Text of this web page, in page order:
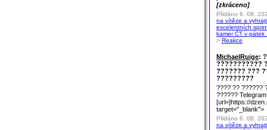
[zkráceno]
Přidáno 6. 08.
na vítěze a
excelentních
kamer ČT v
> Reakce
MichaelRuige:
???????????
??????? ???
?????????
???? ?? ??????
??????
[url=]https://
target="_blank">
Přidáno 6. 08.
na vítěze a